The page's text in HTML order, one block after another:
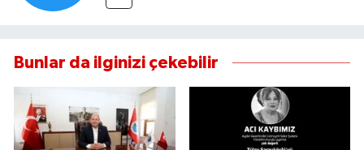
Bunlar da ilginizi çekebilir